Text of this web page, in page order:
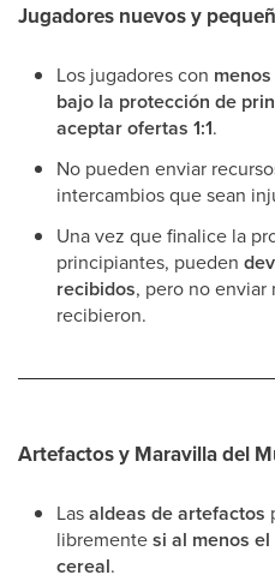
Jugadores nuevos y
Los jugadores con
bajo la protección de
aceptar ofertas 1:1.
No pueden enviar
intercambios que sean
Una vez que finalice la
principiantes, pueden
recibidos, pero no enviar
recibieron.
Artefactos y Maravilla del
Lasaldeas de artefactos
librementesi al menos
cereal.